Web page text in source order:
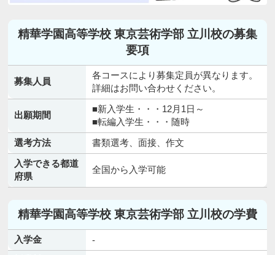
精華学園高等学校 東京芸術学部 立川校の募集
要項
募集人員
各コースにより募集定員が異なります。
詳細はお問い合わせください。
出願期間
■新入学生・・・12月1日～
■転編入学生・・・随時
選考方法
書類選考、面接、作文
入学できる都道
府県
全国から入学可能
精華学園高等学校 東京芸術学部 立川校の学費
入学金
-